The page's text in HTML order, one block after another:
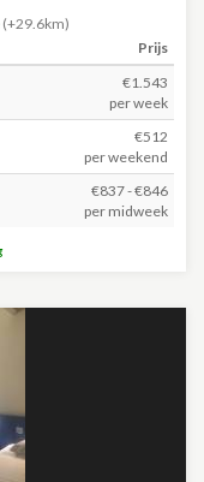
(+29.6km)
Prijs
€1.543
per week
€512
per weekend
€837 - €846
per midweek